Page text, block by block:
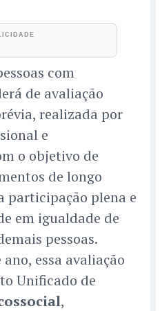
com
de avaliação
realizada por
e
o objetivo de
de longo
participação plena e
em igualdade de
pessoas.
essa avaliação
Unificado de
,